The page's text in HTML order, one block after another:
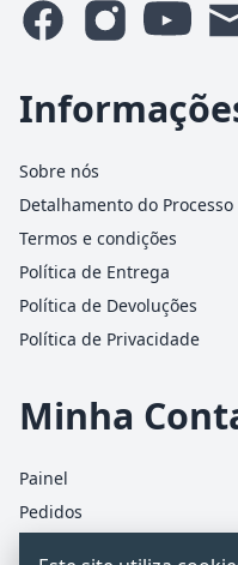
Sobre nós
Detalhamento do Processo
Termos e condições
Política de Entrega
Política de Devoluções
Política de Privacidade
Minha
Painel
Pedidos